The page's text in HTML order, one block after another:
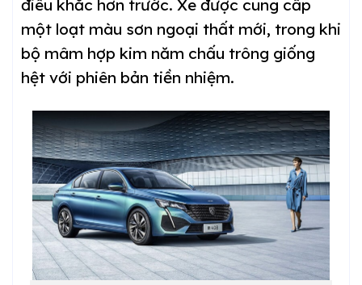
điêu khắc hơn trước. Xe được cung cấp
một loạt màu sơn ngoại thất mới, trong khi
bộ mâm hợp kim năm chấu trông giống
hệt với phiên bản tiền nhiệm.